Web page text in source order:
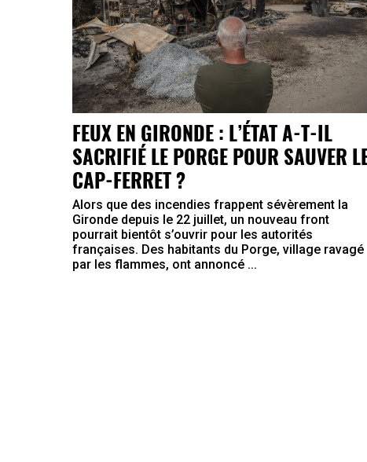
FEUX EN GIRONDE : L’ÉTAT A-T-IL
SACRIFIÉ LE PORGE POUR SAUVER
CAP-FERRET ?
Alors que des incendies frappent sévèrement la
Gironde depuis le 22 juillet, un nouveau front
pourrait bientôt s’ouvrir pour les autorités
françaises. Des habitants du Porge, village ravagé
par les flammes, ont annoncé ...